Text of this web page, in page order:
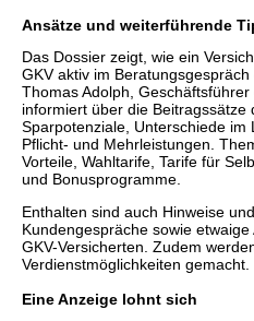
Ansätze und weiterführende
Das Dossier zeigt, wie ein
GKV aktiv im
Thomas Adolph,
informiert über die Beitragssätze
Sparpotenziale, Unterschiede im
Pflicht- und Mehrleistungen.
Vorteile, Wahltarife, Tarife für
und Bonusprogramme.
Enthalten sind auch Hinweise
Kundengespräche sowie
GKV-Versicherten. Zudem
Verdienstmöglichkeiten gemacht.
Eine Anzeige lohnt sich